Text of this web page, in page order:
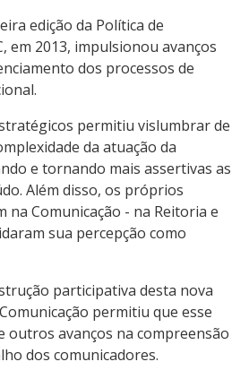
edição da Política de
em 2013, impulsionou avanços
dos processos de
permitiu vislumbrar de
da atuação da
e tornando mais assertivas as
Além disso, os próprios
na Comunicação - na Reitoria e
sua percepção como
participativa desta nova
permitiu que esse
outros avanços na compreensão
dos comunicadores.